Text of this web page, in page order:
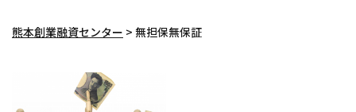
熊本創業融資センター > 無担保無保証